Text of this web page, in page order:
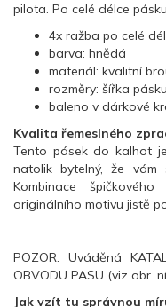
pilota. Po celé délce
4x ražba po celé
barva: hnědá
materiál: kvalitní
rozměry: šířka
baleno v dárkové
Kvalita řemeslného
Tento pásek do kalhot
natolik bytelný, že
Kombinace
originálního motivu jistě
POZOR: Uváděná
OBVODU PASU (viz obr.
Jak vzít tu správnou